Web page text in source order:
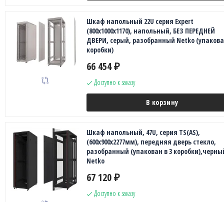
Шкаф напольный 22U серия Expert
(800х1000х1170), напольный, БЕЗ ПЕРЕДНЕЙ
ДВЕРИ, серый, разобранный Netko
коробки)
66 454 ₽
Доступно к заказу
В корзину
Шкаф напольный, 47U, серия TS(AS),
(600х900х2277мм), передняя дверь стекло,
разобранный (упакован в 3
Netko
67 120 ₽
Доступно к заказу